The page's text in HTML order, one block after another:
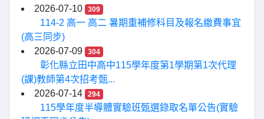
2026-07-10
309
114-2 高一 高二 暑期重補修科目及報名繳費事宜
(高三同步)
2026-07-09
304
彰化縣立田中高中115學年度第1學期第1次代理
(課)教師第4次招考甄...
2026-07-14
294
115學年度半導體實驗班甄選錄取名單公告(實驗